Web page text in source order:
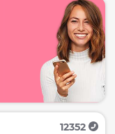
12352